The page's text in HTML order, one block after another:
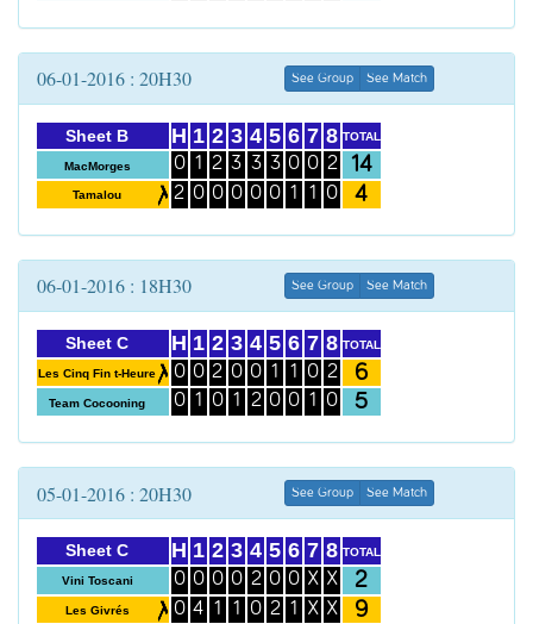
06-01-2016 : 20H30 See Group See Match
Sheet B
MacMorges
Tamalou
H
0
2
1
1
0
2
2
0
3
3
0
4
3
0
5
3
0
6
0
1
7
0
1
8
2
0
TOTAL
14
4
06-01-2016 : 18H30 See Group See Match
Sheet C
Les Cinq Fin t-Heure
Team Cocooning
H
0
0
1
0
1
2
2
0
3
0
1
4
0
2
5
1
0
6
1
0
7
0
1
8
2
0
TOTAL
6
5
05-01-2016 : 20H30 See Group See Match
Sheet C
Vini Toscani
Les Givrés
H
0
0
1
0
4
2
0
1
3
0
1
4
2
0
5
0
2
6
0
1
7
X
X
8
X
X
TOTAL
2
9